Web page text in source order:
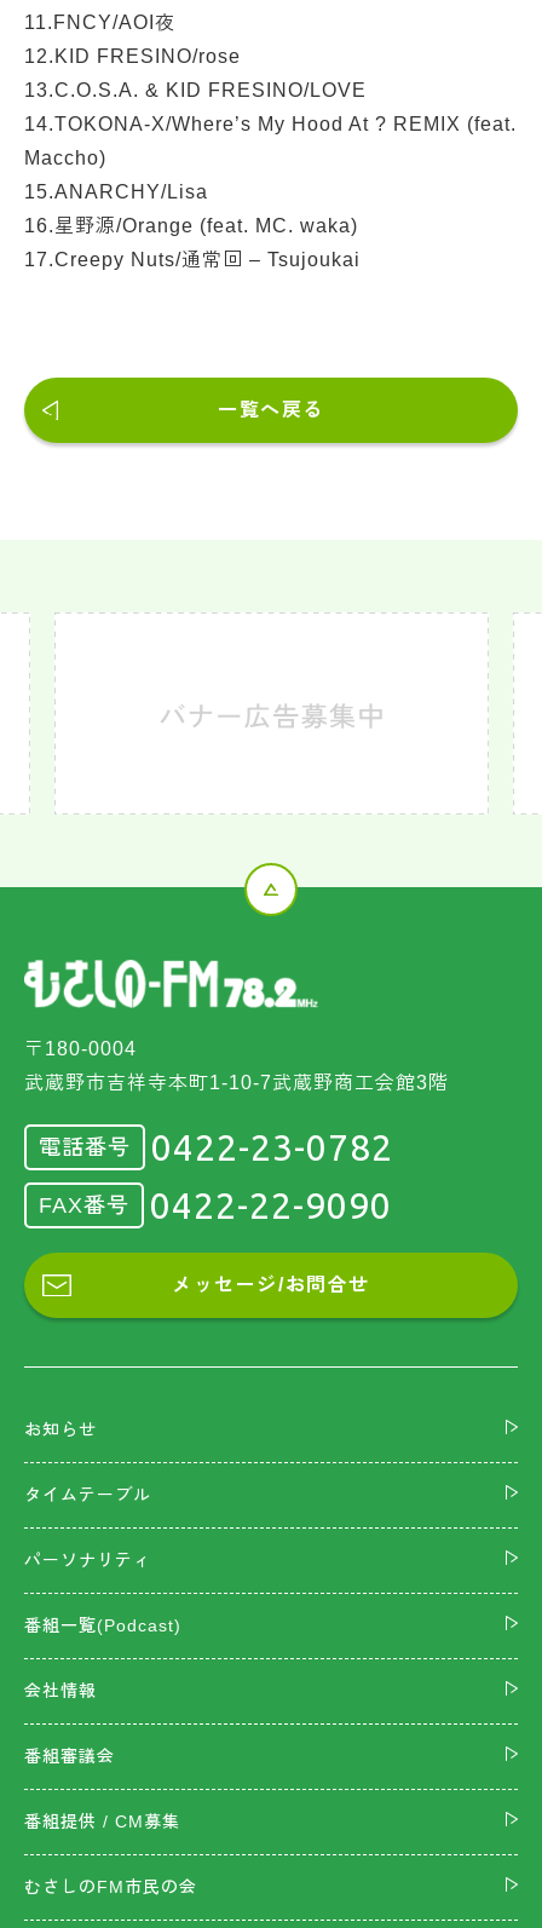
11.FNCY/AOI夜
12.KID FRESINO/rose
13.C.O.S.A. & KID FRESINO/LOVE
14.TOKONA-X/Where’s My Hood At ? REMIX (feat.
Maccho)
15.ANARCHY/Lisa
16.星野源/Orange (feat. MC. waka)
17.Creepy Nuts/通常回 – Tsujoukai
一覧へ戻る
〒180-0004
武蔵野市吉祥寺本町1-10-7武蔵野商工会館3階
電話番号 0422-23-0782
FAX番号 0422-22-9090
メッセージ/お問合せ
お知らせ
タイムテーブル
パーソナリティ
番組一覧(Podcast)
会社情報
番組審議会
番組提供 / CM募集
むさしのFM市民の会